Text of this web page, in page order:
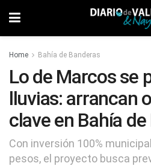
Home Bahía de Banderas
Lo de Marcos se
lluvias: arrancan
clave en Bahía
Con inversión 100%
pesos, el proyecto busca